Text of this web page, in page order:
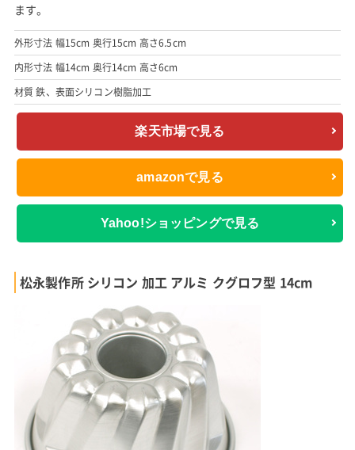
ます。
外形寸法 幅15cm 奥行15cm 高さ6.5cm
内形寸法 幅14cm 奥行14cm 高さ6cm
材質 鉄、表面シリコン樹脂加工
楽天市場で見る
amazonで見る
Yahoo!ショッピングで見る
松永製作所 シリコン 加工 アルミ クグロフ型 14cm